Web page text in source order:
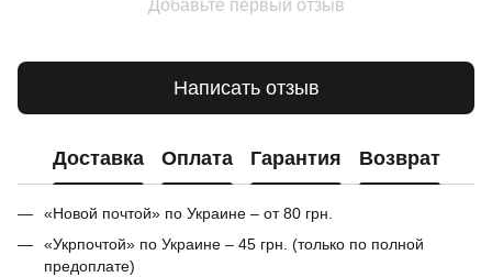
Добавьте первый отзыв
Написать отзыв
Доставка Оплата Гарантия Возврат
«Новой почтой» по Украине – от 80 грн.
«Укрпочтой» по Украине – 45 грн. (только по полной
предоплате)